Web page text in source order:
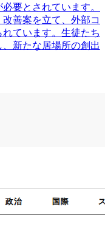
要とされています。
善案を立て、外部コ
ています。生徒たち
新たな居場所の創出